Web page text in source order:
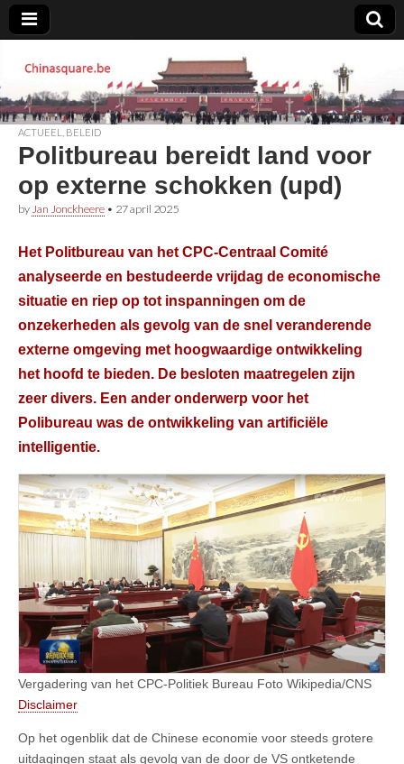
Chinasquare.be
ACTUEEL BELEID
Politbureau bereidt land voor
op externe schokken (upd)
by Jan Jonckheere • 27 april 2025
Het Politbureau van het CPC-Centraal Comité
analyseerde en bestudeerde vrijdag de economische
situatie en riep op tot inspanningen om de
onzekerheden als gevolg van de snel veranderende
externe omgeving met hoogwaardige ontwikkeling
het hoofd te bieden. De besloten maatregelen zijn
zeer divers. Een ander onderwerp voor het
Polibureau was de ontwikkeling van artificiële
intelligentie.
Vergadering van het CPC-Politiek Bureau Foto Wikipedia/CNS
Disclaimer
Op het ogenblik dat de Chinese economie voor steeds grotere
uitdagingen staat als gevolg van de door de VS ontketende